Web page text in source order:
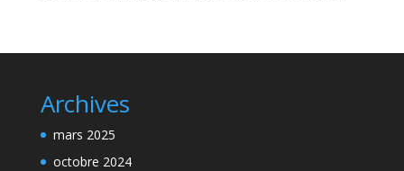
Archives
mars 2025
octobre 2024